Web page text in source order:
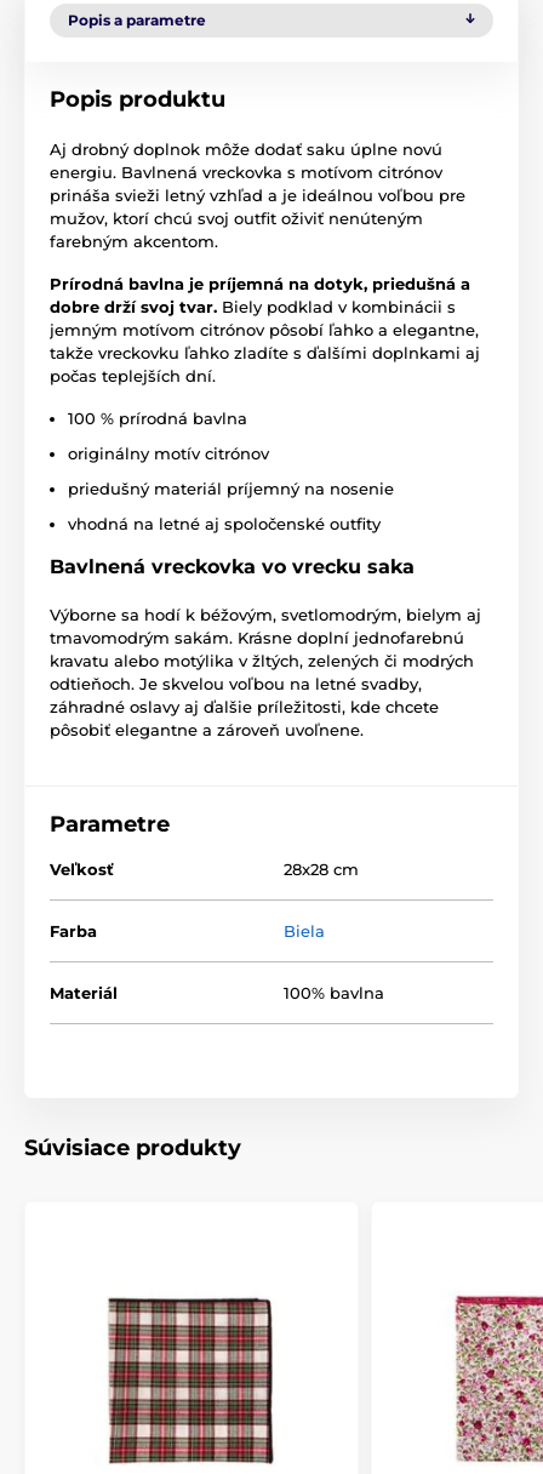
Popis a parametre
Popis produktu
Aj drobný doplnok môže dodať saku úplne novú
energiu. Bavlnená vreckovka s motívom citrónov
prináša svieži letný vzhľad a je ideálnou voľbou pre
mužov, ktorí chcú svoj outfit oživiť nenúteným
farebným akcentom.
Prírodná bavlna je príjemná na dotyk, priedušná a
dobre drží svoj tvar. Biely podklad v kombinácii s
jemným motívom citrónov pôsobí ľahko a elegantne,
takže vreckovku ľahko zladíte s ďalšími doplnkami aj
počas teplejších dní.
100 % prírodná bavlna
originálny motív citrónov
priedušný materiál príjemný na nosenie
vhodná na letné aj spoločenské outfity
Bavlnená vreckovka vo vrecku saka
Výborne sa hodí k béžovým, svetlomodrým, bielym aj
tmavomodrým sakám. Krásne doplní jednofarebnú
kravatu alebo motýlika v žltých, zelených či modrých
odtieňoch. Je skvelou voľbou na letné svadby,
záhradné oslavy aj ďalšie príležitosti, kde chcete
pôsobiť elegantne a zároveň uvoľnene.
Parametre
Veľkosť 28x28 cm
Farba Biela
Materiál 100% bavlna
Súvisiace produkty